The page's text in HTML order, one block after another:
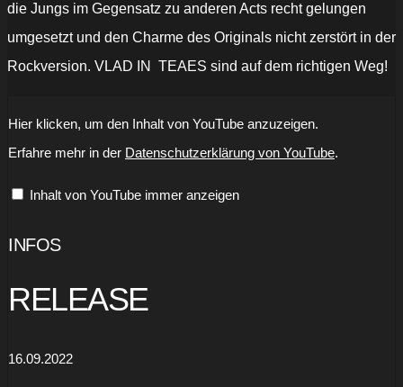
die Jungs im Gegensatz zu anderen Acts recht gelungen
umgesetzt und den Charme des Originals nicht zerstört in der
Rockversion. VLAD IN TEAES sind auf dem richtigen Weg!
in
-
(Official
YouTube
anzeigen
Hier klicken, um den Inhalt von YouTube anzuzeigen.
Erfahre mehr in der Datenschutzerklärung von YouTube.
Inhalt von YouTube immer anzeigen
INFOS
RELEASE
16.09.2022